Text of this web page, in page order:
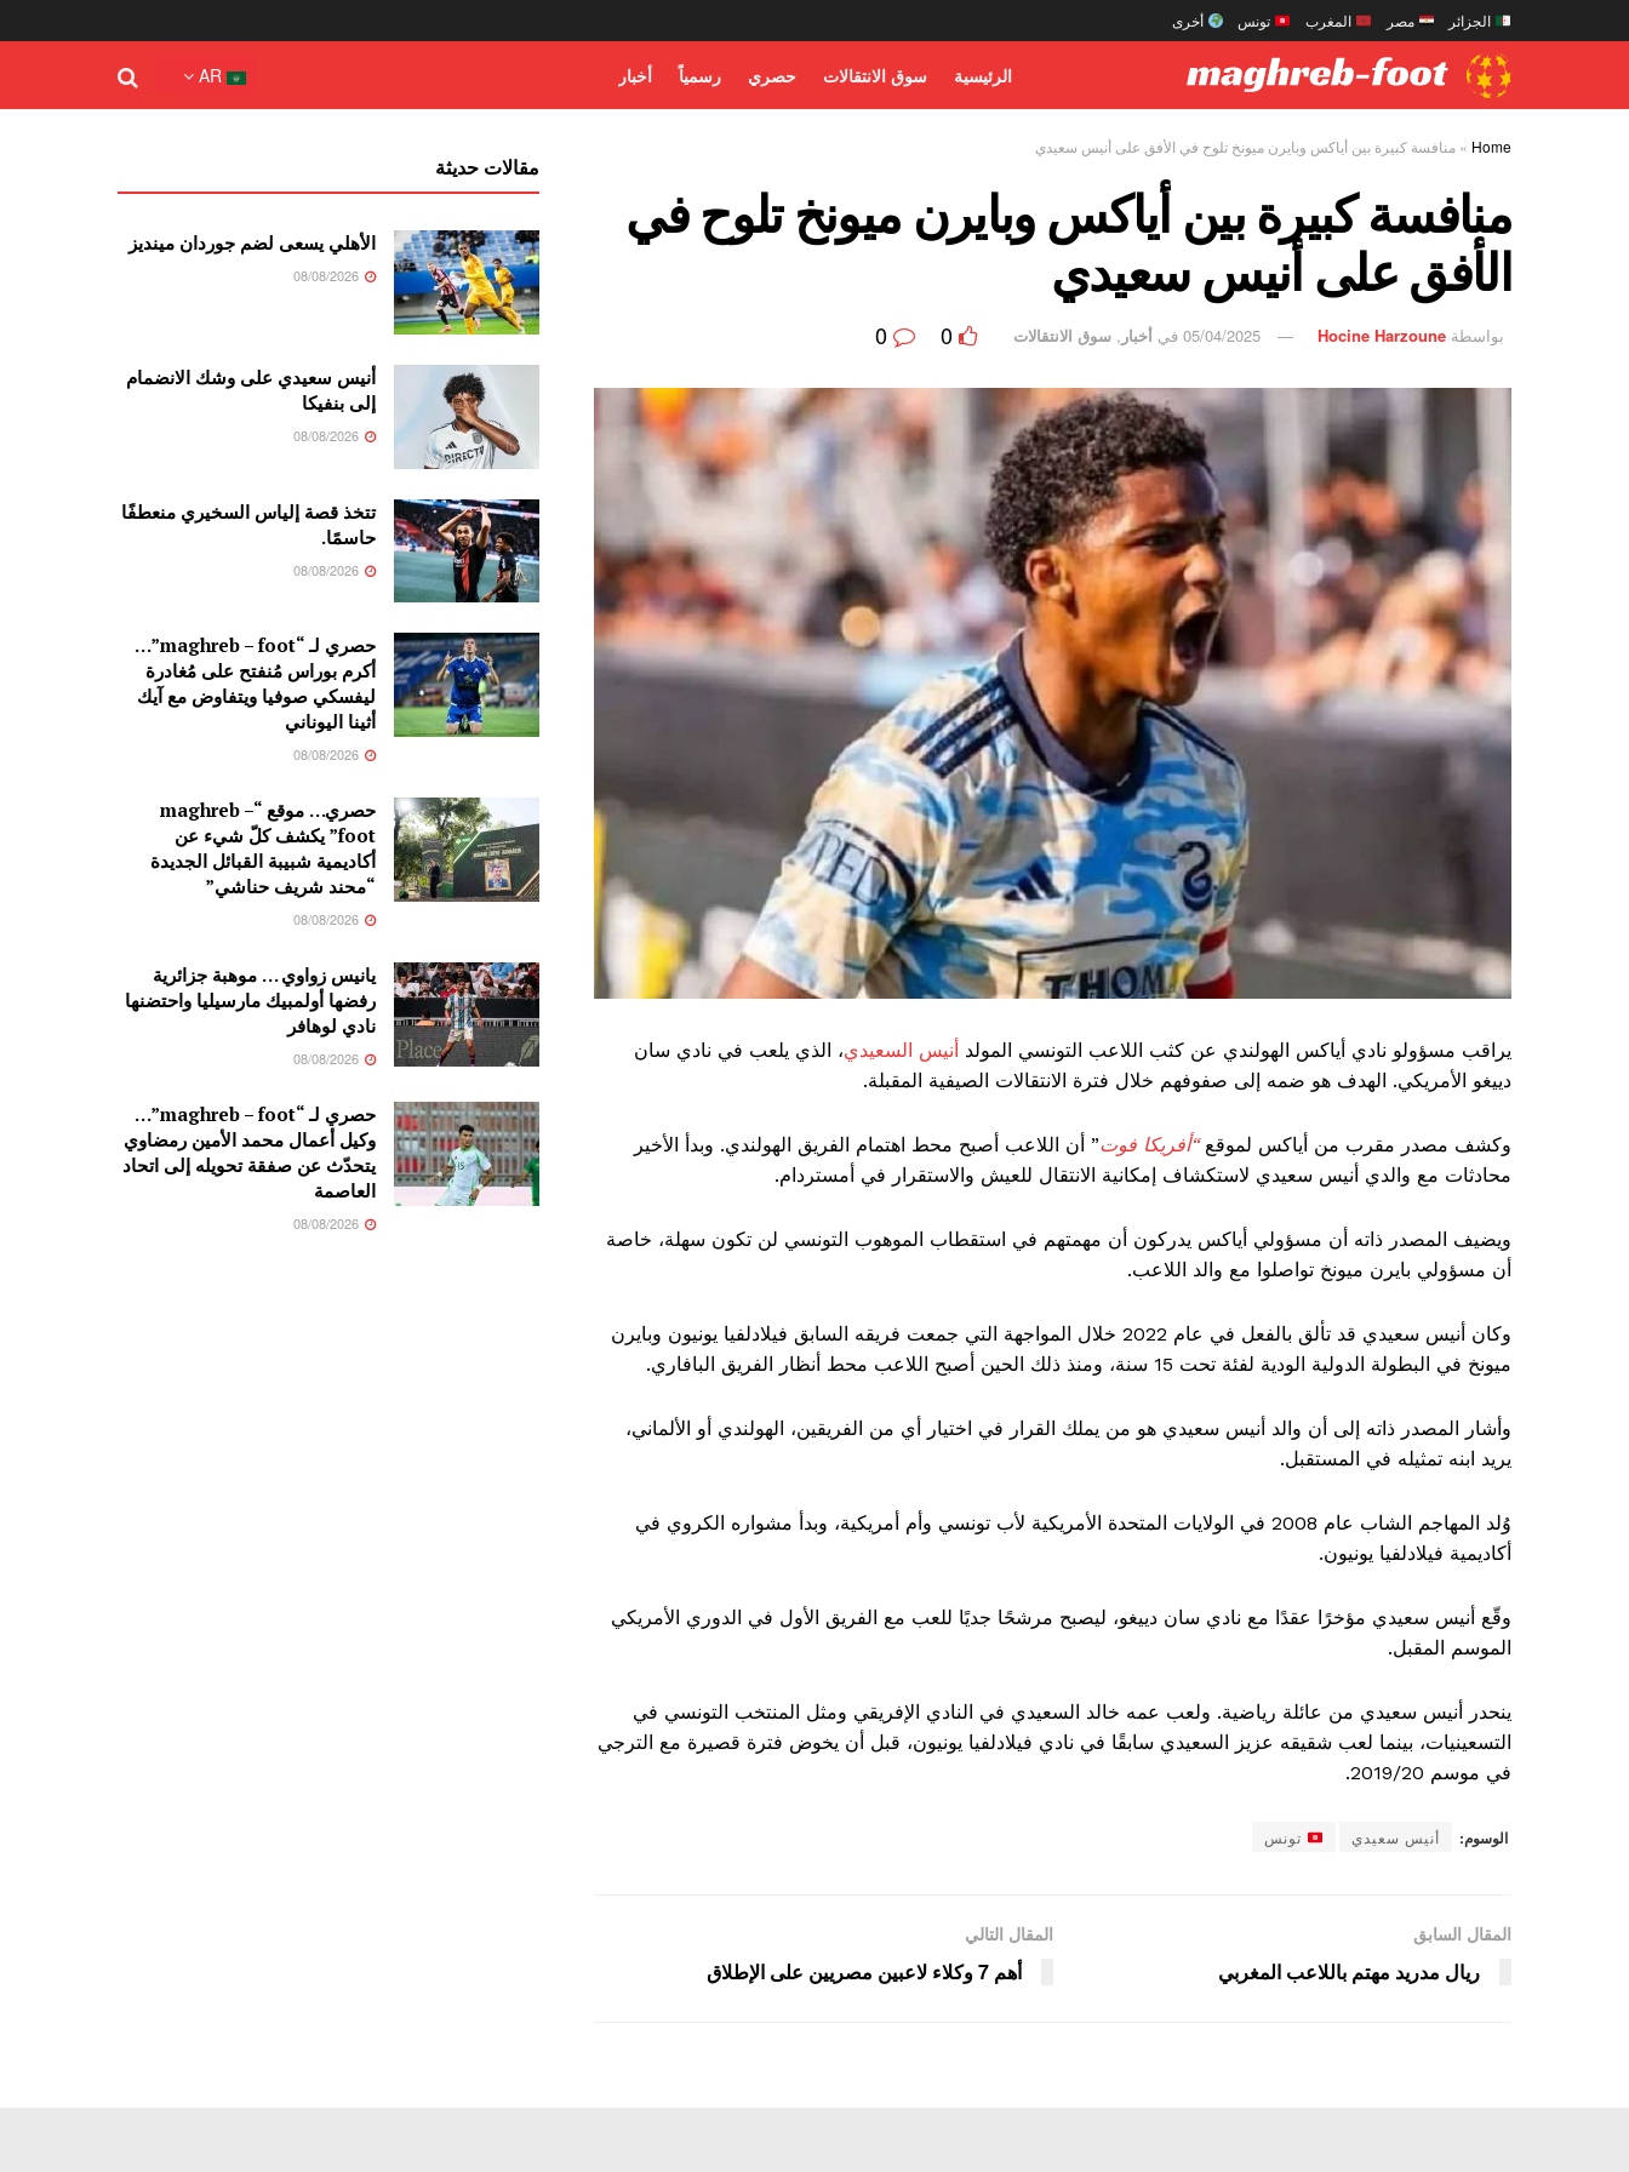
الجزائر مصر المغرب تونس أخرى
الرئيسية سوق الانتقالات حصري رسمياً أخبار AR
Home
» منافسة كبيرة بين أياكس وبايرن ميونخ تلوح في الأفق على أنيس سعيدي
منافسة كبيرة بين أياكس وبايرن ميونخ تلوح في
الأفق على أنيس سعيدي
بواسطة Hocine Harzoune
05/04/2025 في أخبار , سوق الانتقالات 0
يراقب مسؤولو نادي أياكس الهولندي عن كثب اللاعب التونسي المولد أنيس السعيدي، الذي يلعب في نادي سان
دييغو الأمريكي. الهدف هو ضمه إلى صفوفهم خلال فترة الانتقالات الصيفية المقبلة.
وكشف مصدر مقرب من أياكس لموقع “أفريكا فوت” أن اللاعب أصبح محط اهتمام الفريق الهولندي. وبدأ الأخير
محادثات مع والدي أنيس سعيدي لاستكشاف إمكانية الانتقال للعيش والاستقرار في أمستردام.
ويضيف المصدر ذاته أن مسؤولي أياكس يدركون أن مهمتهم في استقطاب الموهوب التونسي لن تكون سهلة، خاصة
أن مسؤولي بايرن ميونخ تواصلوا مع والد اللاعب.
وكان أنيس سعيدي قد تألق بالفعل في عام 2022 خلال المواجهة التي جمعت فريقه السابق فيلادلفيا يونيون وبايرن
ميونخ في البطولة الدولية الودية لفئة تحت 15 سنة، ومنذ ذلك الحين أصبح اللاعب محط أنظار الفريق البافاري.
وأشار المصدر ذاته إلى أن والد أنيس سعيدي هو من يملك القرار في اختيار أي من الفريقين، الهولندي أو الألماني،
يريد ابنه تمثيله في المستقبل.
وُلد المهاجم الشاب عام 2008 في الولايات المتحدة الأمريكية لأب تونسي وأم أمريكية، وبدأ مشواره الكروي في
أكاديمية فيلادلفيا يونيون.
وقّع أنيس سعيدي مؤخرًا عقدًا مع نادي سان دييغو، ليصبح مرشحًا جديًا للعب مع الفريق الأول في الدوري الأمريكي
الموسم المقبل.
ينحدر أنيس سعيدي من عائلة رياضية. ولعب عمه خالد السعيدي في النادي الإفريقي ومثل المنتخب التونسي في
التسعينيات، بينما لعب شقيقه عزيز السعيدي سابقًا في نادي فيلادلفيا يونيون، قبل أن يخوض فترة قصيرة مع الترجي
في موسم 2019/20.
الوسوم: أنيس سعيدي تونس
المقال السابق
ريال مدريد مهتم باللاعب المغربي
المقال التالي
أهم 7 وكلاء لاعبين مصريين على الإطلاق
مقالات حديثة
الأهلي يسعى لضم جوردان مينديز
أنيس سعيدي على وشك الانضمام
إلى بنفيكا
تتخذ قصة إلياس السخيري منعطفًا
حاسمًا.
حصري لـ “maghreb – foot”…
أكرم بوراس مُنفتح على مُغادرة
ليفسكي صوفيا ويتفاوض مع آيك
أثينا اليوناني
حصري… موقع “maghreb –
foot” يكشف كلّ شيء عن
أكاديمية شبيبة القبائل الجديدة
“محند شريف حناشي”
يانيس زواوي … موهبة جزائرية
رفضها أولمبيك مارسيليا واحتضنها
نادي لوهافر
حصري لـ “maghreb – foot”…
وكيل أعمال محمد الأمين رمضاوي
يتحدّث عن صفقة تحويله إلى اتحاد
العاصمة